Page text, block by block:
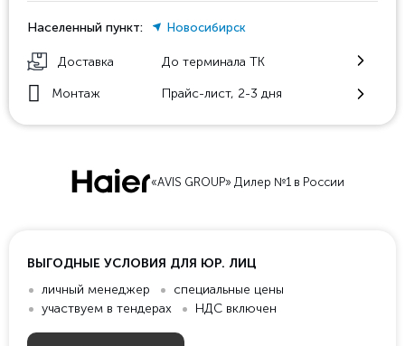
Населенный пункт: Новосибирск
Доставка До терминала ТК
Монтаж Прайс-лист, 2-3 дня
«AVIS GROUP» Дилер №1 в России
ВЫГОДНЫЕ УСЛОВИЯ ДЛЯ ЮР. ЛИЦ
личный менеджер
специальные цены
участвуем в тендерах
НДС включен